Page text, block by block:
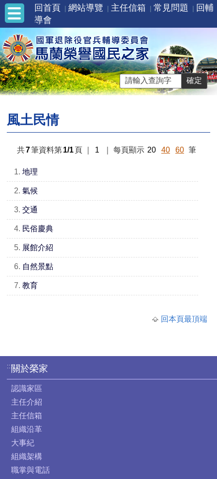
回首頁 網站導覽 主任信箱 常見問題
回輔
導會
風土民情
共7筆資料第1/1頁 1 每頁顯示 20 40 60 筆
1. 地理
2. 氣候
3. 交通
4. 民俗慶典
5. 展館介紹
6. 自然景點
7. 教育
回本頁最頂端
:::關於榮家
認識家區
主任介紹
主任信箱
組織沿革
大事紀
組織架構
職掌與電話